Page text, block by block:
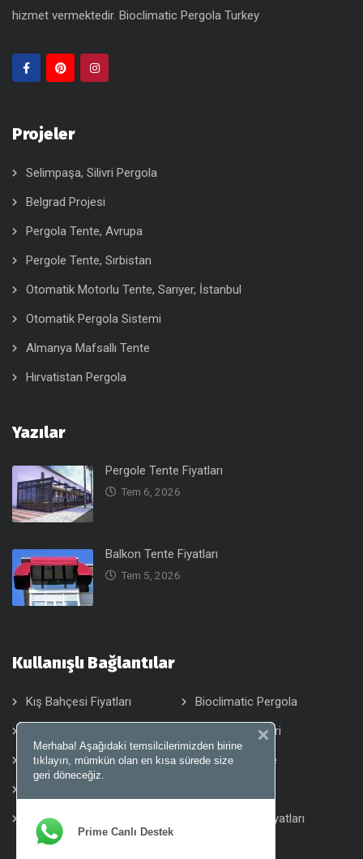
hizmet vermektedir. Bioclimatic Pergola Turkey
Projeler
Selimpaşa, Silivri Pergola
Belgrad Projesi
Pergola Tente, Avrupa
Pergole Tente, Sırbistan
Otomatik Motorlu Tente, Sarıyer, İstanbul
Otomatik Pergola Sistemi
Almanya Mafsallı Tente
Hırvatistan Pergola
Yazılar
Pergole Tente Fiyatları
Tem 6, 2026
Balkon Tente Fiyatları
Tem 5, 2026
Kullanışlı Bağlantılar
Kış Bahçesi Fiyatları
Bioclimatic Pergola
Tente Sistemleri
Pergola Tente
Otomatik Tente
Zip Perde
Rüzgar Kırıcı Fiyatları
Merhaba! Aşağıdaki temsilcilerimizden birine
tıklayın, mümkün olan en kısa sürede size
geri döneceğiz.
Prime Canlı Destek